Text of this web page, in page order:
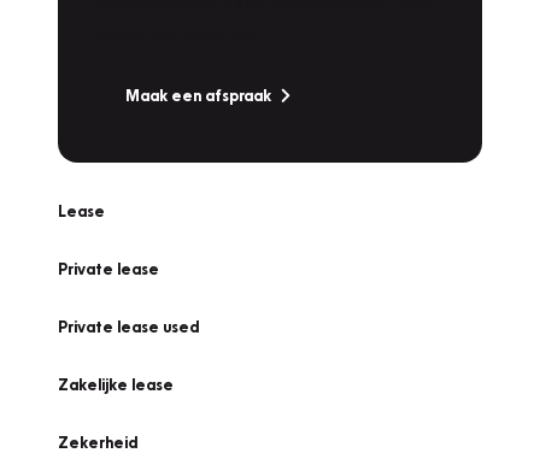
Maak een afspraak
Lease
Private lease
Private lease used
Zakelijke lease
Zekerheid